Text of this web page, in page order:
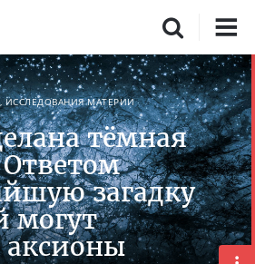
ИССЛЕДОВАНИЯ МАТЕРИИ
тёмная
загадку
могут
аксионы